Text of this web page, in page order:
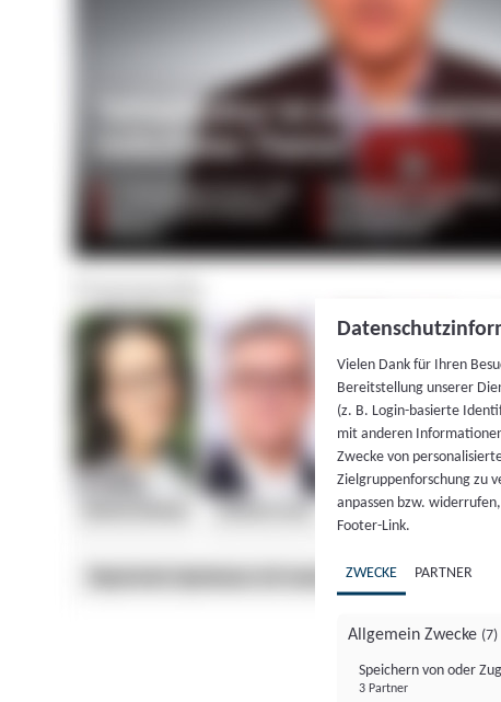
Vielen Dank für Ihren
Bereitstellung unserer
(z. B. Login-basierte
mit anderen
Zwecke von
Zielgruppenforschung zu
anpassen bzw.
Footer-Link.
ZWECKE PARTNER
Allgemein Zwecke (7)
Speichern von oder
3 Partner